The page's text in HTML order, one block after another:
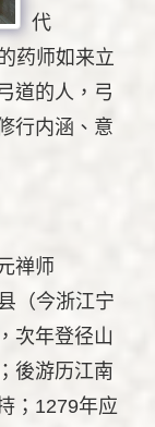
代
药师如来立
道的人，弓
行内涵、意
禅师
（今浙江宁
次年登径山
後游历江南
；1279年应